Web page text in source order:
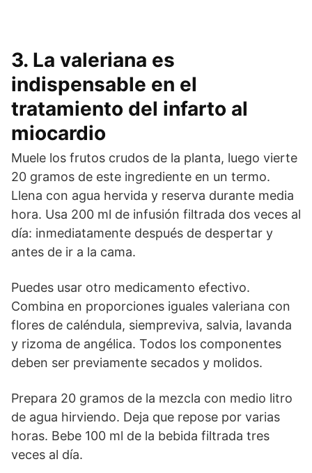
3. La valeriana es
indispensable en el
tratamiento del infarto al
miocardio
Muele los frutos crudos de la planta, luego vierte
20 gramos de este ingrediente en un termo.
Llena con agua hervida y reserva durante media
hora. Usa 200 ml de infusión filtrada dos veces al
día: inmediatamente después de despertar y
antes de ir a la cama.
Puedes usar otro medicamento efectivo.
Combina en proporciones iguales valeriana con
flores de caléndula, siempreviva, salvia, lavanda
y rizoma de angélica. Todos los componentes
deben ser previamente secados y molidos.
Prepara 20 gramos de la mezcla con medio litro
de agua hirviendo. Deja que repose por varias
horas. Bebe 100 ml de la bebida filtrada tres
veces al día.